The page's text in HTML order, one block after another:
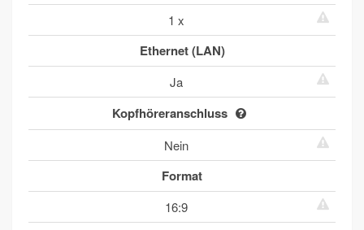
1 x
Ethernet (LAN)
Ja
Kopfhöreranschluss
Nein
Format
16:9